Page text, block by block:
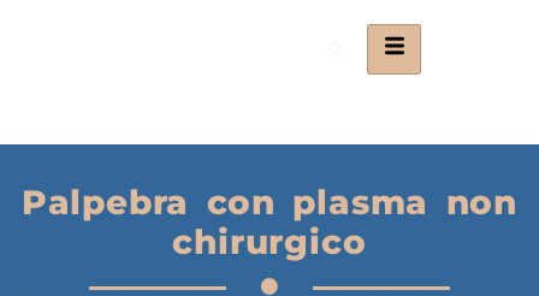
Palpebra con plasma non
chirurgico